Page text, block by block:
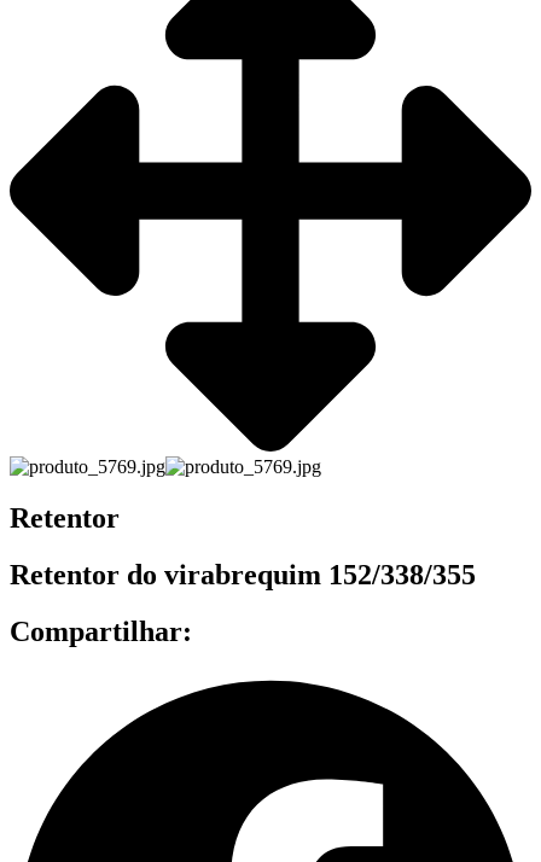
Retentor
Retentor do virabrequim 152/338/355
Compartilhar: